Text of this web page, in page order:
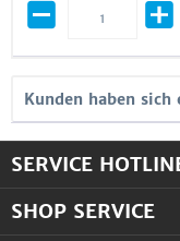
Kunden haben sich
SERVICE
SHOP SERVICE